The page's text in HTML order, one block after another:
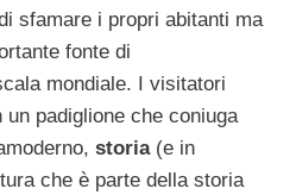
sfamare i propri abitanti ma
fonte di
mondiale. I visitatori
padiglione che coniuga
storia(e in
che è parte della storia